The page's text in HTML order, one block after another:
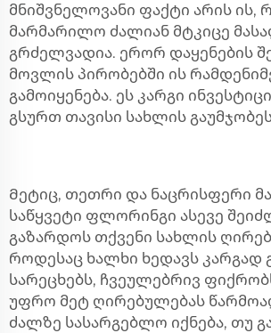
მნიშვნელოვანი ფაქტი არის ის,
მარმარილო ძალიან მტკიცე
გრძელვადია. ერორ დაყენების
მოვლის პირობებში ის
გამოიყენება. ეს კარგი
გსურთ თავისი სახლის
Მეტიც, თეთრი და ნაცრისფერი
საწყვეტი ფლორინგი ასევე
გაზარდოს თქვენი სახლის
როდესაც ხალხი ხედავს კარგად
სარეცხებს, ჩვეულებრივ
უფრო მეტ ღირებულებას
ძალზე სასარგებლო იქნება, თუ